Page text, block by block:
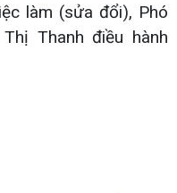
làm (sửa đổi), Phó
Thanh điều hành